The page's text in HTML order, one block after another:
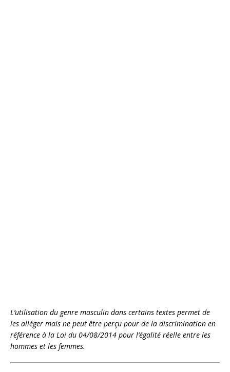
L’utilisation du genre masculin dans certains textes permet de
les alléger mais ne peut être perçu pour de la discrimination en
référence à la Loi du 04/08/2014 pour l’égalité réelle entre les
hommes et les femmes.